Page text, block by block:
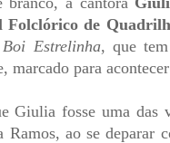
Folclórico de
Boi Estrelinha, que
marcado para
Giulia fosse uma das
Ramos, ao se deparar